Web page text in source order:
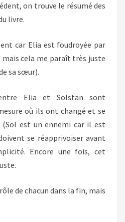
on trouve le résumé des
livre.
car Elia est foudroyée par
mais cela me paraît très juste
sa sœur).
Elia et Solstan sont
où ils ont changé et se
(Sol est un ennemi car il est
se réapprivoiser avant
Encore une fois, cet
de chacun dans la fin, mais